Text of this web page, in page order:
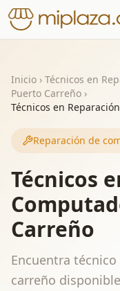
Inicio › Técnicos en
Puerto Carreño ›
Técnicos en
Reparación de
Técnicos
Carreño
Encuentra
carreño